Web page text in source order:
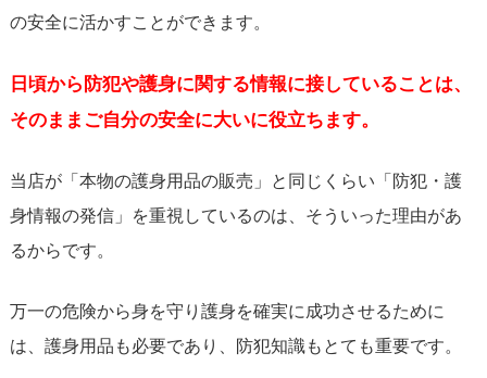
の安全に活かすことができます。
日頃から防犯や護身に関する情報に接していることは、
そのままご自分の安全に大いに役立ちます。
当店が「本物の護身用品の販売」と同じくらい「防犯・護
身情報の発信」を重視しているのは、そういった理由があ
るからです。
万一の危険から身を守り護身を確実に成功させるために
は、護身用品も必要であり、防犯知識もとても重要です。